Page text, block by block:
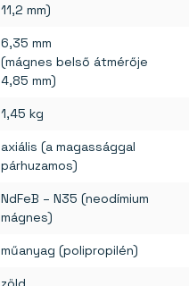
11,2 mm)
6,35 mm
(mágnes belső átmérője
4,85 mm)
1,45 kg
axiális (a magassággal
párhuzamos)
NdFeB – N35 (neodímium
mágnes)
műanyag (polipropilén)